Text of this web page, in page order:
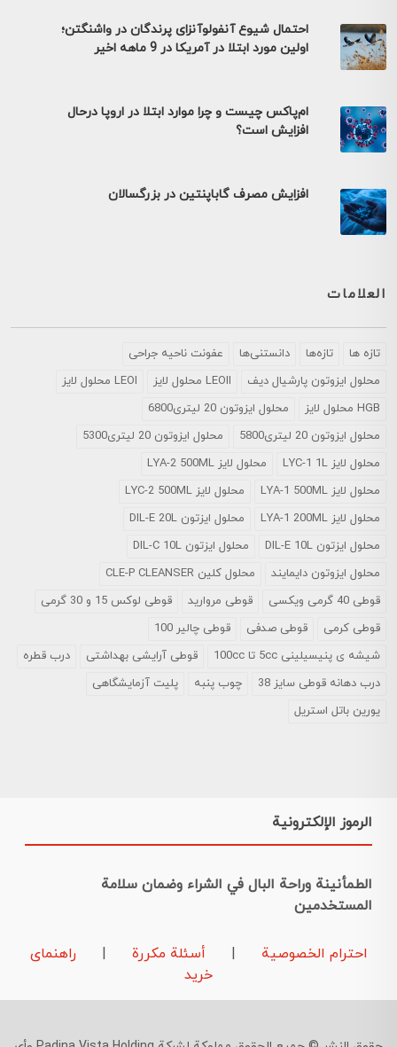
احتمال شیوع آنفولوآنزای پرندگان در واشنگتن؛
اولین مورد ابتلا در آمریکا در 9 ماهه اخیر
ام‌پاکس چیست و چرا موارد ابتلا در اروپا درحال
افزایش است؟
افزایش مصرف گاباپنتین در بزرگسالان
العلامات
تازه ها تازه‌ها دانستنی‌ها
عفونت ناحیه جراحی
محلول ايزوتون پارشيال ديف
LEOII محلول لایز
LEOI محلول لایز
HGB محلول لایز
محلول ایزوتون 20 لیتری6800
محلول ایزوتون 20 لیتری5800
محلول ایزوتون 20 لیتری5300
محلول لایز LYC-1 1L
محلول لایز LYA-2 500ML
محلول لایز LYA-1 500ML
محلول لایز LYC-2 500ML
محلول لایز LYA-1 200ML
محلول ایزتون DIL-E 20L
محلول ایزتون DIL-E 10L
محلول ایزتون DIL-C 10L
محلول ایزوتون دایمایند
محلول کلین CLE-P CLEANSER
قوطی 40 گرمی ویکسی
قوطی مروارید
قوطی لوکس 15 و 30 گرمی
قوطی کرمی
قوطی صدفی
قوطی چالیر 100
شیشه ی پنیسیلینی 5cc تا 100cc
قوطی آرایشی بهداشتی
درب قطره
درب دهانه قوطی سایز 38
چوب پنبه
پلیت آزمایشگاهی
یورین باتل استریل
الرموز الإلكترونية
الطمأنينة وراحة البال في الشراء وضمان سلامة
المستخدمين
احترام الخصوصية أسئلة مكررة
راهنمای
خرید